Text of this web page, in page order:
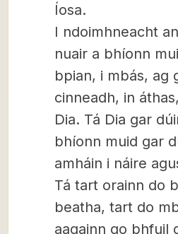
Íosa.
I ndoimhneacht
nuair a bhíonn
bpian, i mbás, ag
cinneadh, in
Dia. Tá Dia gar
bhíonn muid gar
amháin i náire
Tá tart orainn do
beatha, tart do
aagainn go bhfuil